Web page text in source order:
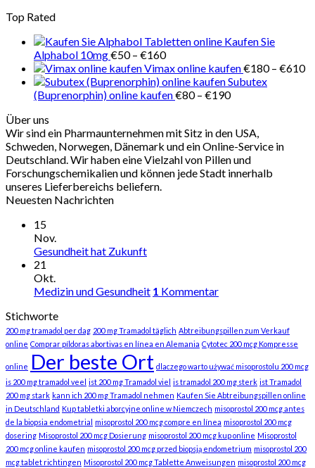
Top Rated
Kaufen Sie
Alphabol 10mg€50 – €160Preisspanne:
€50
bis
€160
Vimax online kaufen€180 – €610
Subutex
(Buprenorphin) online kaufen€80 – €190Preisspanne:
€190
Über uns
Wir sind ein Pharmaunternehmen mit Sitz in den USA,
Schweden, Norwegen, Dänemark und ein Online-Service in
Deutschland. Wir haben eine Vielzahl von Pillen und
Forschungschemikalien und können jede Stadt innerhalb
unseres Lieferbereichs beliefern.
Neuesten Nachrichten
15
Nov.
Gesundheit hat Zukunft
21
Okt.
Medizin und Gesundheit 1 Kommentar
Stichworte
200 mg tramadol per dag 200 mg Tramadol täglich Abtreibungspillen zum Verkauf
online Comprar píldoras abortivas en línea en Alemania Cytotec 200 mcg Kompresse
online Der beste Ort dlaczego warto używać misoprostolu 200 mcg
is 200 mg tramadol veel ist 200 mg Tramadol viel is tramadol 200 mg sterk ist Tramadol
200 mg stark kann ich 200 mg Tramadol nehmen Kaufen Sie Abtreibungspillen online
in Deutschland Kup tabletki aborcyjne online w Niemczech misoprostol 200 mcg antes
de la biopsia endometrial misoprostol 200 mcg compre en línea misoprostol 200 mcg
dosering Misoprostol 200 mcg Dosierung misoprostol 200 mcg kup online Misoprostol
200 mcg online kaufen misoprostol 200 mcg przed biopsją endometrium misoprostol 200
mcg tablet richtingen Misoprostol 200 mcg Tablette Anweisungen misoprostol 200 mcg